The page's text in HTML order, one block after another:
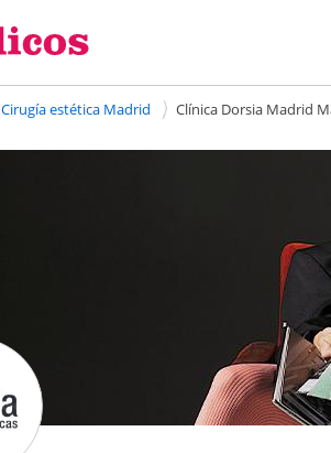
Cirugía estética Madrid Clínica Dorsia Madrid